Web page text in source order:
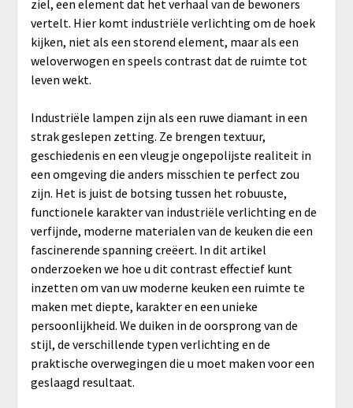
ziel, een element dat het verhaal van de bewoners
vertelt. Hier komt industriële verlichting om de hoek
kijken, niet als een storend element, maar als een
weloverwogen en speels contrast dat de ruimte tot
leven wekt.
Industriële lampen zijn als een ruwe diamant in een
strak geslepen zetting. Ze brengen textuur,
geschiedenis en een vleugje ongepolijste realiteit in
een omgeving die anders misschien te perfect zou
zijn. Het is juist de botsing tussen het robuuste,
functionele karakter van industriële verlichting en de
verfijnde, moderne materialen van de keuken die een
fascinerende spanning creëert. In dit artikel
onderzoeken we hoe u dit contrast effectief kunt
inzetten om van uw moderne keuken een ruimte te
maken met diepte, karakter en een unieke
persoonlijkheid. We duiken in de oorsprong van de
stijl, de verschillende typen verlichting en de
praktische overwegingen die u moet maken voor een
geslaagd resultaat.